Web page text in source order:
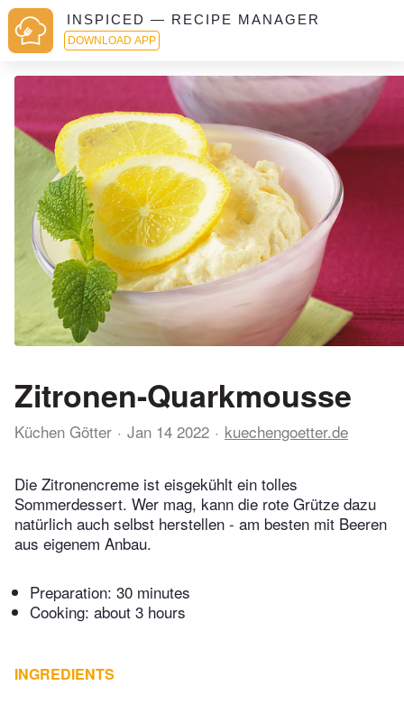
INSPICED — RECIPE MANAGER
DOWNLOAD APP
Zitronen-Quarkmousse
Küchen Götter Jan 14 2022 kuechengoetter.de
Die Zitronencreme ist eisgekühlt ein tolles
Sommerdessert. Wer mag, kann die rote Grütze dazu
natürlich auch selbst herstellen - am besten mit Beeren
aus eigenem Anbau.
Preparation: 30 minutes
Cooking: about 3 hours
INGREDIENTS